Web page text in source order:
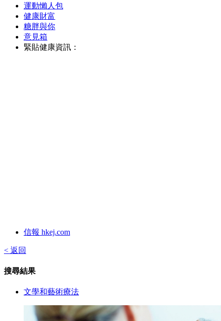
運動懶人包
健康財富
糖胖與你
意見箱
緊貼健康資訊：
信報 hkej.com
< 返回
搜尋結果
文學和藝術療法